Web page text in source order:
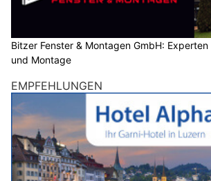
Bitzer Fenster & Montagen GmbH:
und Montage
EMPFEHLUNGEN